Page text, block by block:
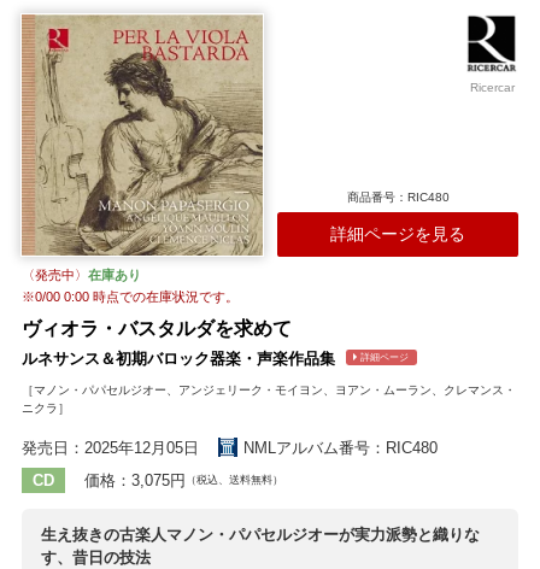
Ricercar
商品番号：RIC480
詳細ページを見る
〈発売中〉 在庫あり
※0/00 0:00時点での在庫状況です。
ヴィオラ・バスタルダを求めて
ルネサンス＆初期バロック器楽・声楽作品集 詳細ページ
［マノン・パパセルジオー、アンジェリーク・モイヨン、ヨアン・ムーラン、クレマンス・
ニクラ］
発売日：2025年12月05日
NMLアルバム番号：RIC480
CD
価格：3,075円 （税込、送料無料）
生え抜きの古楽人マノン・パパセルジオーが実力派勢と織りな
す、昔日の技法